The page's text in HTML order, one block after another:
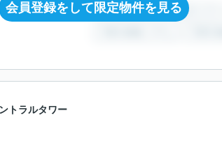
会員登録をして限定物件を見る
トラルタワー